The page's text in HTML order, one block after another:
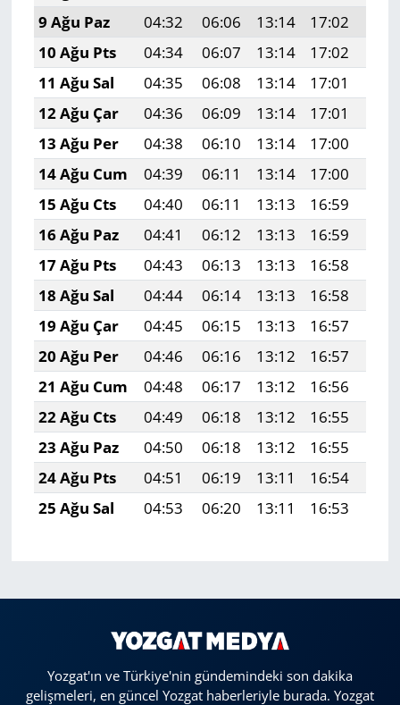
9 Ağu Paz
04:32 06:06 13:14 17:02
10 Ağu Pts
04:34 06:07 13:14 17:02
11 Ağu Sal
04:35 06:08 13:14 17:01
12 Ağu Çar
04:36 06:09 13:14 17:01
13 Ağu Per
04:38 06:10 13:14 17:00
14 Ağu Cum
04:39 06:11 13:14 17:00
15 Ağu Cts
04:40 06:11 13:13 16:59
16 Ağu Paz
04:41 06:12 13:13 16:59
17 Ağu Pts
04:43 06:13 13:13 16:58
18 Ağu Sal
04:44 06:14 13:13 16:58
19 Ağu Çar
04:45 06:15 13:13 16:57
20 Ağu Per
04:46 06:16 13:12 16:57
21 Ağu Cum
04:48 06:17 13:12 16:56
22 Ağu Cts
04:49 06:18 13:12 16:55
23 Ağu Paz
04:50 06:18 13:12 16:55
24 Ağu Pts
04:51 06:19 13:11 16:54
25 Ağu Sal
04:53 06:20 13:11 16:53
Yozgat'ın ve Türkiye'nin gündemindeki son dakika
gelişmeleri, en güncel Yozgat haberleriyle burada. Yozgat